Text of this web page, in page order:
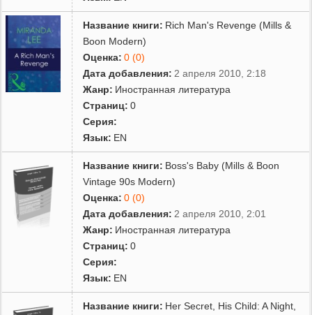
Название книги: Rich Man's Revenge (Mills &
Boon Modern)
Оценка: 0 (0)
Дата добавления: 2 апреля 2010, 2:18
Жанр: Иностранная литература
Страниц: 0
Серия:
Язык: EN
Название книги: Boss's Baby (Mills & Boon
Vintage 90s Modern)
Оценка: 0 (0)
Дата добавления: 2 апреля 2010, 2:01
Жанр: Иностранная литература
Страниц: 0
Серия:
Язык: EN
Название книги: Her Secret, His Child: A Night,